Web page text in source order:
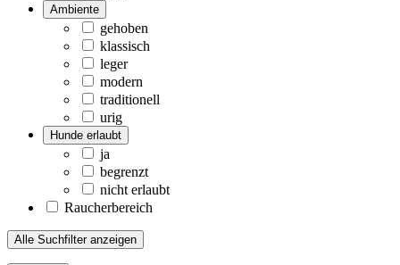
Ambiente
gehoben
klassisch
leger
modern
traditionell
urig
Hunde erlaubt
ja
begrenzt
nicht erlaubt
Raucherbereich
Alle Suchfilter anzeigen